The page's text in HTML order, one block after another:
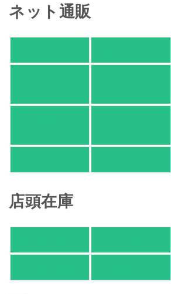
ネット通販
店頭在庫